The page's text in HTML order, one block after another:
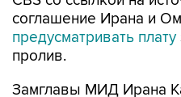
пролив.
Замглавы МИД Ирана